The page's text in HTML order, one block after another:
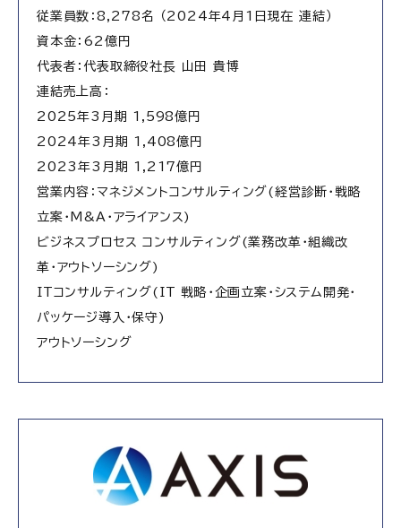
従業員数：8,278名 （2024年4月1日現在 連結）
資本金：62億円
代表者：代表取締役社長 山田 貴博
連結売上高：
2025年3月期 1,598億円
2024年3月期 1,408億円
2023年3月期 1,217億円
営業内容：マネジメントコンサルティング(経営診断・戦略
立案・M&A・アライアンス)
ビジネスプロセス コンサルティング(業務改革・組織改
革・アウトソーシング)
ITコンサルティング(IT 戦略・企画立案・システム開発・
パッケージ導入・保守)
アウトソーシング